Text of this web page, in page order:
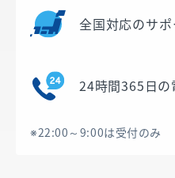
全国対応のサ
24時間365日の
※22:00～9:00は受付のみ